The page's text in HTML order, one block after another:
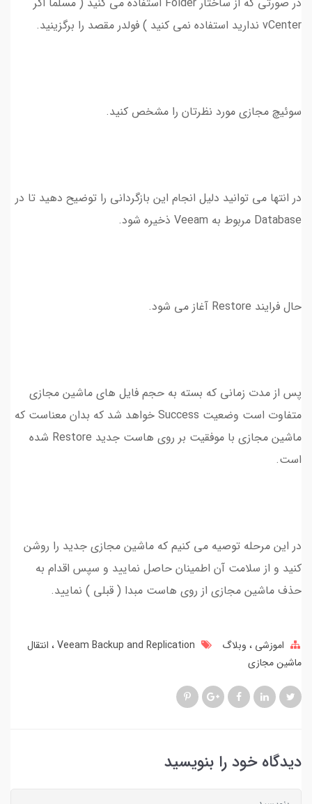
vCenter ندارید استفاده نمی کنید ) فولدر مقصد را برگزینید.
سوئیچ مجازی مورد نظرتان را مشخص کنید.
در انتها می توانید دلیل انجام این بازگردانی را توضیح دهید تا در
Database مربوط به Veeam ذخیره شود.
حال فرایند Restore آغاز می شود.
پس از مدت زمانی که بسته به حجم فایل های ماشین مجازی
متفاوت است وضعیت Success خواهد شد که بدان معناست که
ماشین مجازی با موفقیت بر روی هاست جدید Restore شده
است.
در این مرحله توصیه می کنیم که ماشین مجازی جدید را روشن
کنید و از سلامت آن اطمینان حاصل نمایید و سپس اقدام به
حذف ماشین مجازی از روی هاست مبدا ( قبلی ) نمایید.
اموزشی وبلاگ Veeam Backup and Replication انتقال
ماشین مجازی
دیدگاه خود را بنویسید